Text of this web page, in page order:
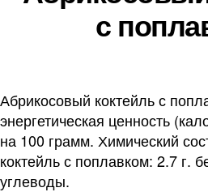
с
Абрикосовый коктейль с
энергетическая ценность
на 100 грамм. Химический
коктейль с поплавком: 2.7 г.
углеводы.